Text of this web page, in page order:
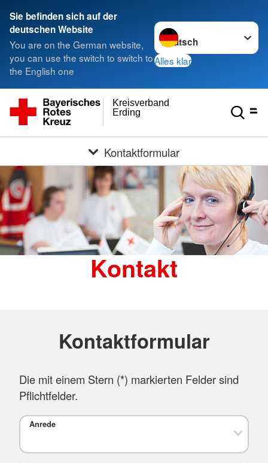
Sie befinden sich auf der
deutschen Website
You are on the German website,
you can use the switch to switch to
the English one
Sprache wechseln zu
Alles klar
Erding
Kreisverband
Kontaktformular
Kontakt
Kontaktformular
Die mit einem Stern (*) markierten Felder sind
Pflichtfelder.
Anrede